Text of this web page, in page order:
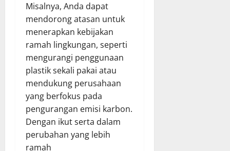
Misalnya, Anda dapat
mendorong atasan untuk
menerapkan kebijakan
ramah lingkungan, seperti
mengurangi penggunaan
plastik sekali pakai atau
mendukung perusahaan
yang berfokus pada
pengurangan emisi karbon.
Dengan ikut serta dalam
perubahan yang lebih
ramah